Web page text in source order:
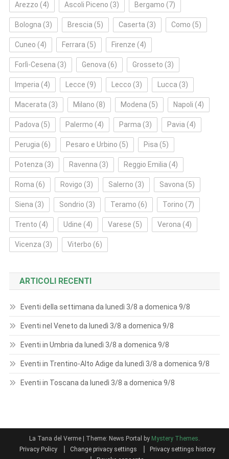
Arezzo (4) Ascoli Piceno (3) Bergamo (7)
Bologna (3) Brescia (5) Caserta (3) Como (5)
Cuneo (4) Ferrara (5) Firenze (4)
Forlì‑Cesena (3) Genova (6) Grosseto (3)
Imperia (4) Lecce (9) Lecco (3) Lucca (3)
Macerata (3) Milano (8) Modena (5) Napoli (4)
Padova (5) Palermo (4) Parma (3) Pavia (4)
Perugia (6) Pesaro e Urbino (5) Pisa (5)
Potenza (3) Ravenna (3) Reggio Emilia (4)
Roma (6) Rovigo (3) Salerno (3) Savona (5)
Siena (3) Sondrio (3) Teramo (6) Torino (7)
Trento (4) Udine (4) Varese (5) Verona (4)
Vicenza (3) Viterbo (6)
ARTICOLI RECENTI
Eventi della settimana da lunedì 3/8 a domenica 9/8
Eventi nel Veneto da lunedì 3/8 a domenica 9/8
Eventi in Umbria da lunedì 3/8 a domenica 9/8
Eventi in Trentino-Alto Adige da lunedì 3/8 a domenica 9/8
Eventi in Toscana da lunedì 3/8 a domenica 9/8
La Tana del Verme Theme: News Portal by Mystery Themes.
Privacy Policy
Change privacy settings
Privacy settings history